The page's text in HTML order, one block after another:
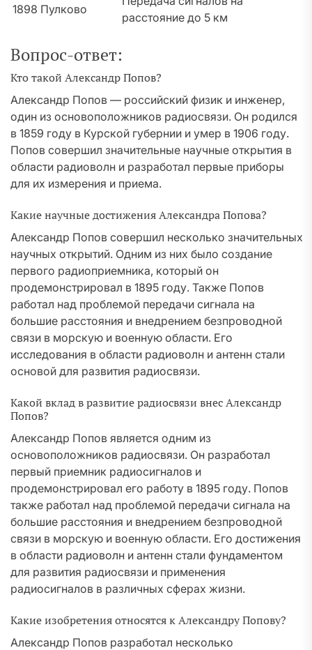
1898 Пулково
расстояние до 5 км
Вопрос-ответ:
Кто такой Александр Попов?
Александр Попов — российский физик и инженер,
один из основоположников радиосвязи. Он родился
в 1859 году в Курской губернии и умер в 1906 году.
Попов совершил значительные научные открытия в
области радиоволн и разработал первые приборы
для их измерения и приема.
Какие научные достижения Александра Попова?
Александр Попов совершил несколько значительных
научных открытий. Одним из них было создание
первого радиоприемника, который он
продемонстрировал в 1895 году. Также Попов
работал над проблемой передачи сигнала на
большие расстояния и внедрением безпроводной
связи в морскую и военную области. Его
исследования в области радиоволн и антенн стали
основой для развития радиосвязи.
Какой вклад в развитие радиосвязи внес Александр
Попов?
Александр Попов является одним из
основоположников радиосвязи. Он разработал
первый приемник радиосигналов и
продемонстрировал его работу в 1895 году. Попов
также работал над проблемой передачи сигнала на
большие расстояния и внедрением безпроводной
связи в морскую и военную области. Его достижения
в области радиоволн и антенн стали фундаментом
для развития радиосвязи и применения
радиосигналов в различных сферах жизни.
Какие изобретения относятся к Александру Попову?
Александр Попов разработал несколько